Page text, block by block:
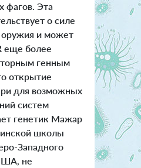
фагов. Эта
о силе
оружия и может
еще более
генным
открытие
для возможных
систем
генетик Мажар
школы
Западного
не